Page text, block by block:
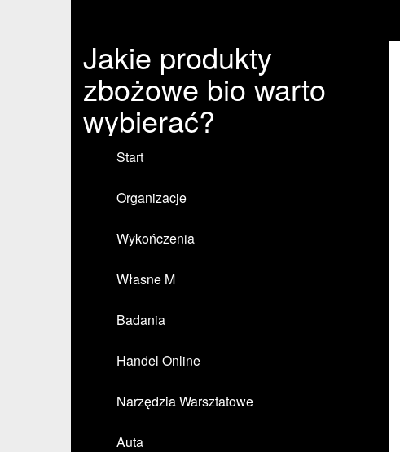
Jakie produkty
zbożowe bio warto
wybierać?
Start
Organizacje
Wykończenia
Własne M
Badania
Handel Online
Narzędzia Warsztatowe
Auta